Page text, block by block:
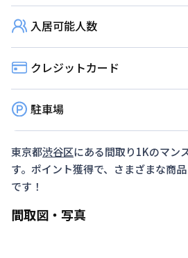
入居可能人数
クレジットカード
駐車場
東京都渋谷区にある間取り1Kのマン
す。ポイント獲得で、さまざまな商
です！
間取図・写真